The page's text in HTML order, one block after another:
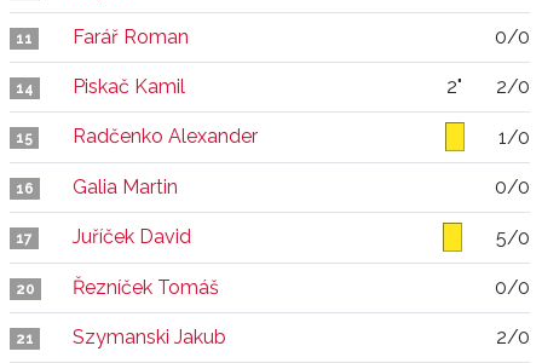
11 Farář Roman 0/0
14 Piskač Kamil 2" 2/0
15 Radčenko Alexander 1/0
16 Galia Martin 0/0
17 Juříček David 5/0
20 Řezníček Tomáš 0/0
21 Szymanski Jakub 2/0